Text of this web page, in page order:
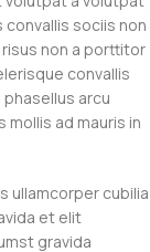
sociis non
non a porttitor
convallis
arcu
ad mauris in
ullamcorper cubilia
et elit
gravida